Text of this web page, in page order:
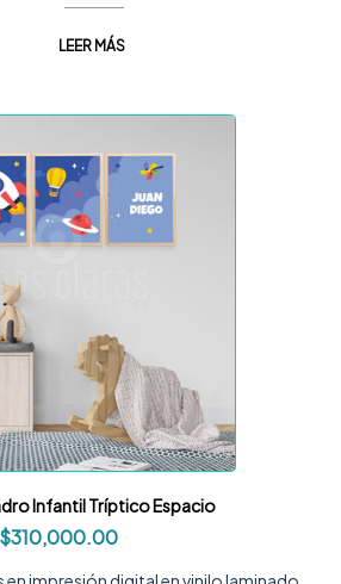
LEER MÁS
Infantil Tríptico Espacio
$310,000.00